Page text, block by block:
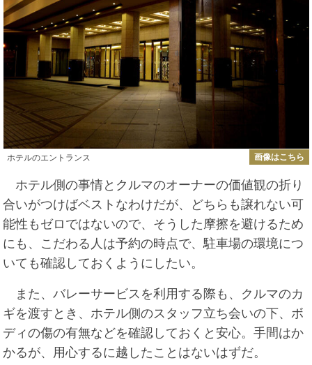
ホテルのエントランス 画像はこちら
ホテル側の事情とクルマのオーナーの価値観の折り
合いがつけばベストなわけだが、どちらも譲れない可
能性もゼロではないので、そうした摩擦を避けるため
にも、こだわる人は予約の時点で、駐車場の環境につ
いても確認しておくようにしたい。
また、バレーサービスを利用する際も、クルマのカ
ギを渡すとき、ホテル側のスタッフ立ち会いの下、ボ
ディの傷の有無などを確認しておくと安心。手間はか
かるが、用心するに越したことはないはずだ。